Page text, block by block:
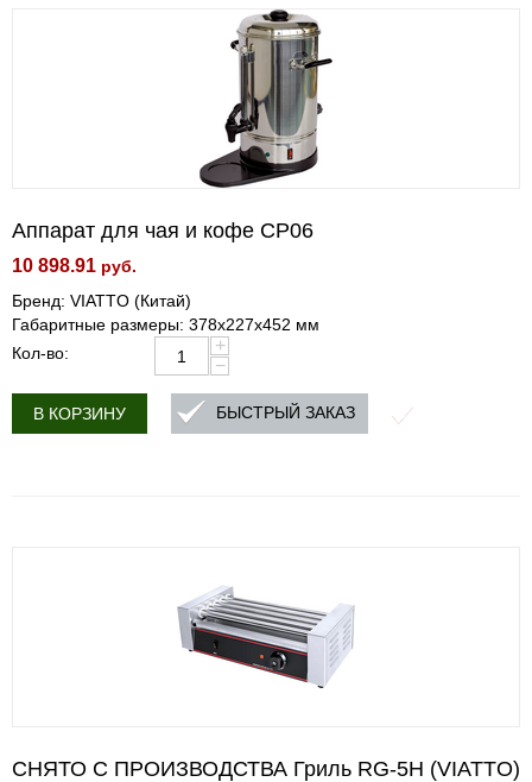
Аппарат для чая и кофе CP06
10 898.91 руб.
Бренд: VIATTO (Китай)
Габаритные размеры: 378x227x452 мм
Кол-во:
+
−
В КОРЗИНУ БЫСТРЫЙ ЗАКАЗ
СНЯТО С ПРОИЗВОДСТВА Гриль RG-5H (VIATTO)